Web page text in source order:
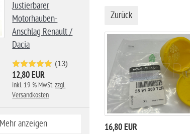
Zurück
16,80 EUR
Justierbarer
Motorhauben-
Anschlag Renault /
Dacia
(13)
12,80 EUR
inkl. 19 % MwSt.zzgl.
Versandkosten
Mehr anzeigen